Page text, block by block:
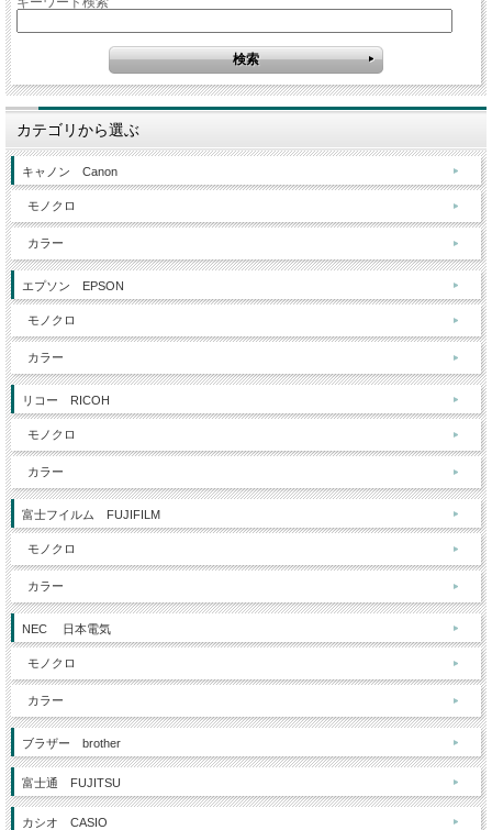
カテゴリから選ぶ
キャノン Canon
モノクロ
カラー
エプソン EPSON
モノクロ
カラー
リコー RICOH
モノクロ
カラー
富士フイルム FUJIFILM
モノクロ
カラー
NEC 日本電気
モノクロ
カラー
ブラザー brother
富士通 FUJITSU
カシオ CASIO